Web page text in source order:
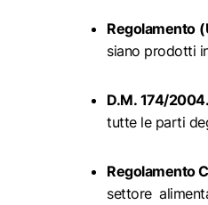
Regolamento
siano prodotti
D.M. 174/2004.
tutte le parti
Regolamento
settore